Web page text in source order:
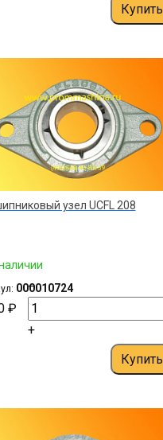
Купить
узел UСFL 208
000010724
₽
–
+
Купить